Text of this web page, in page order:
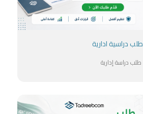
طلب دراسية ادارية
طلب دراسة إدارية